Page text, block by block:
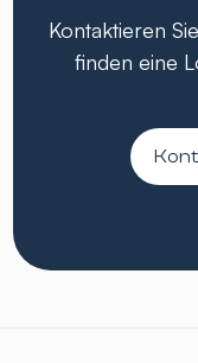
Kontaktieren
finden eine